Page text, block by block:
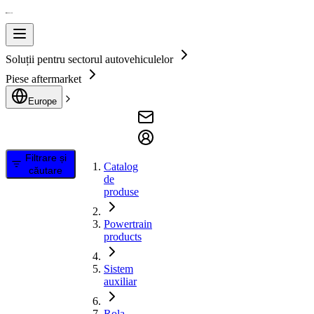
Soluții pentru sectorul autovehiculelor
Piese aftermarket
Europe
Filtrare și
căutare
Catalog
de
produse
Powertrain
products
Sistem
auxiliar